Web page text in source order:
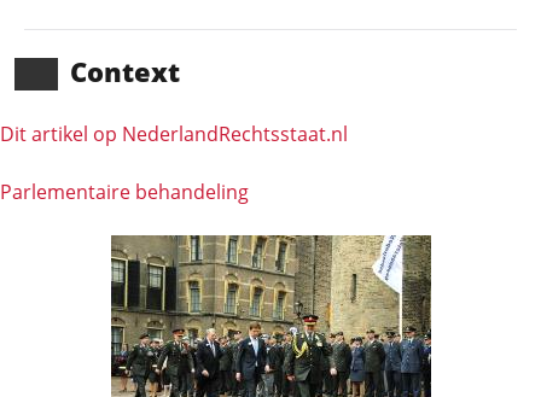
Context
Dit artikel op NederlandRechts­staat.nl
Parlementaire behandeling